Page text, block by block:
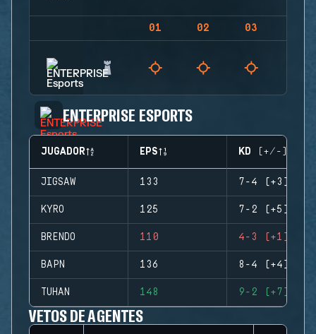
01 02 03
ENTERPRISE ESPORTS
JUGADOR EPS KD (+/-)
JIGSAW 133 7-4 (+3)
KYRO 125 7-2 (+5)
BRENDO 110 4-3 (+1)
BAPN 136 8-4 (+4)
TUHAN 148 9-2 (+7)
VETOS DE AGENTES